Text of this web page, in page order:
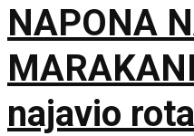
NAPONA
najavio